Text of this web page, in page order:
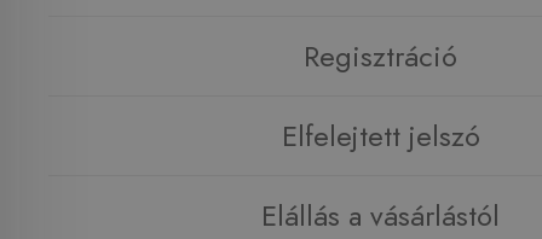
Regisztráció
Elfelejtett jelszó
Elállás a vásárlástól